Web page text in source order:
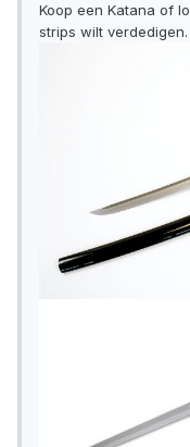
Koop een Katana of
strips wilt verdedigen.